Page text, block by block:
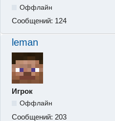
Оффлайн
Сообщений: 124
leman
Игрок
Оффлайн
Сообщений: 203